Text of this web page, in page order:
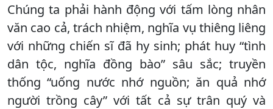
Chúng ta phải hành động với tấm lòng nhân
văn cao cả, trách nhiệm, nghĩa vụ thiêng liêng
với những chiến sĩ đã hy sinh; phát huy “tình
dân tộc, nghĩa đồng bào” sâu sắc; truyền
thống “uống nước nhớ nguồn; ăn quả nhớ
người trồng cây” với tất cả sự trân quý và